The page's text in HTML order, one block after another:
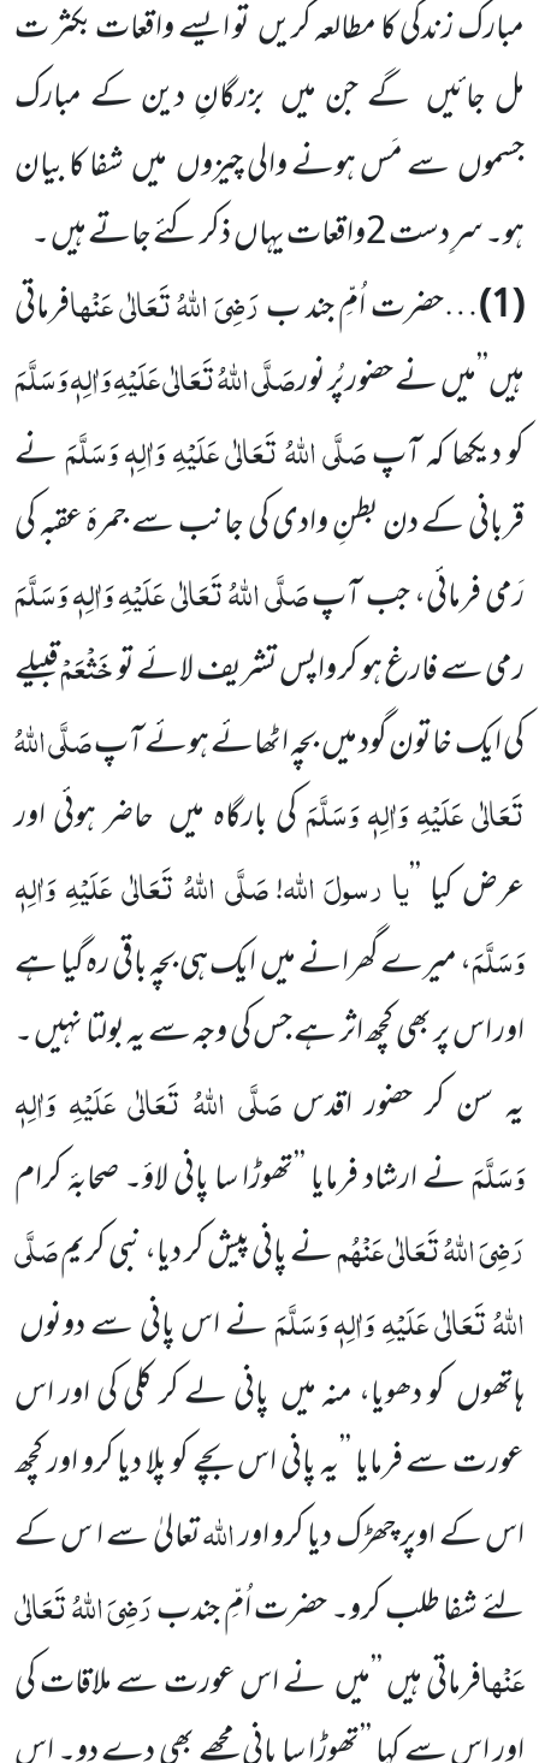
مبارک زندگی کا مطالعہ کریں تو ایسے واقعات بکثر ت
مل جائیں گے جن میں بزرگانِ دین کے مبارک
جسموں سے مَس ہونے والی چیزوں میں شفا کا بیان
ہو۔ سرِ دست 2واقعات یہاں ذکر کئے جاتے ہیں ۔
(1) …حضرت اُمِّ جند برَضِیَ اللّٰہُ تَعَالٰی عَنْہافرماتی
ہیں’’میں نے حضور پُر نورصَلَّی اللّٰہُ تَعَالٰی عَلَیْہِ وَاٰلِہٖ وَسَلَّمَ
کو دیکھا کہ آپصَلَّی اللّٰہُ تَعَالٰی عَلَیْہِ وَاٰلِہٖ وَسَلَّمَنے
قربانی کے دن بطنِ وادی کی جانب سے جمرۂ عقبہ کی
رَمی فرمائی، جب آپصَلَّی اللّٰہُ تَعَالٰی عَلَیْہِ وَاٰلِہٖ وَسَلَّمَ
رمی سے فارغ ہو کر واپس تشریف لائے توخَثْعَمْقبیلے
کی ایک خاتون گود میں بچہ اٹھائے ہوئے آپصَلَّی اللّٰہُ
تَعَالٰی عَلَیْہِ وَاٰلِہٖ وَسَلَّمَکی بارگاہ میں حاضر ہوئی اور
عرض کیا ’’یا رسولَاللّٰہ!صَلَّی اللّٰہُ تَعَالٰی عَلَیْہِ وَاٰلِہٖ
وَسَلَّمَ، میرے گھرانے میں ایک ہی بچہ باقی رہ گیا ہے
اور اس پر بھی کچھ اثر ہے جس کی وجہ سے یہ بولتا نہیں ۔
یہ سن کر حضور اقدسصَلَّی اللّٰہُ تَعَالٰی عَلَیْہِ وَاٰلِہٖ
وَسَلَّمَنے ارشاد فرمایا ’’تھوڑا سا پانی لاؤ۔ صحابۂ کرام
رَضِیَ اللّٰہُ تَعَالٰی عَنْہُمنے پانی پیش کر دیا، نبی کریمصَلَّی
اللّٰہُ تَعَالٰی عَلَیْہِ وَاٰلِہٖ وَسَلَّمَنے اس پانی سے دونوں
ہاتھوں کو دھویا، منہ میں پانی لے کر کلی کی اور اس
عورت سے فرمایا ’’یہ پانی اس بچے کو پلا دیا کرو اور کچھ
اس کے اوپر چھڑک دیا کرو اوراللّٰہتعالیٰ سے ا س کے
لئے شفا طلب کرو۔ حضرت اُمِّ جندبرَضِیَ اللّٰہُ تَعَالٰی
عَنْہافرماتی ہیں ’’میں نے اس عورت سے ملاقات کی